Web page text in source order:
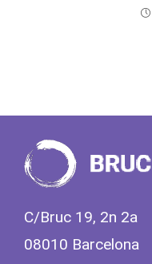
C/Bruc 19, 2n 2a
08010 Barcelona